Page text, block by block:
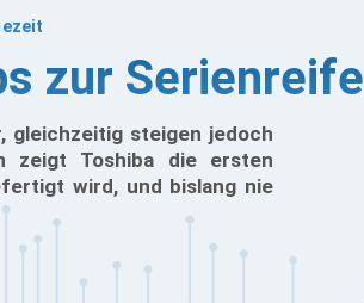
zur Serienreife
gleichzeitig steigen jedoch
zeigt Toshiba die ersten
wird, und bislang nie